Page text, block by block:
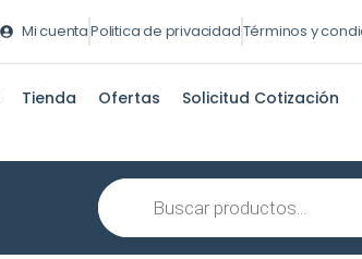
Mi cuentaPolitica de privacidadTérminos y
Tienda Ofertas Solicitud Cotización
Búsqueda
de
productos